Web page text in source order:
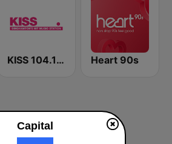
KISS 104.1 FM Heart 90s
Capital